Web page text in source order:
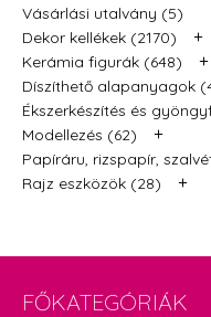
Vásárlási utalvány (5)
Dekor kellékek (2170)
+
Kerámia figurák (648) +
Díszíthető alapanyagok
Ékszerkészítés és
Modellezés (62) +
Papíráru, rizspapír,
Rajz eszközök (28) +
FŐKATEGÓRIÁK